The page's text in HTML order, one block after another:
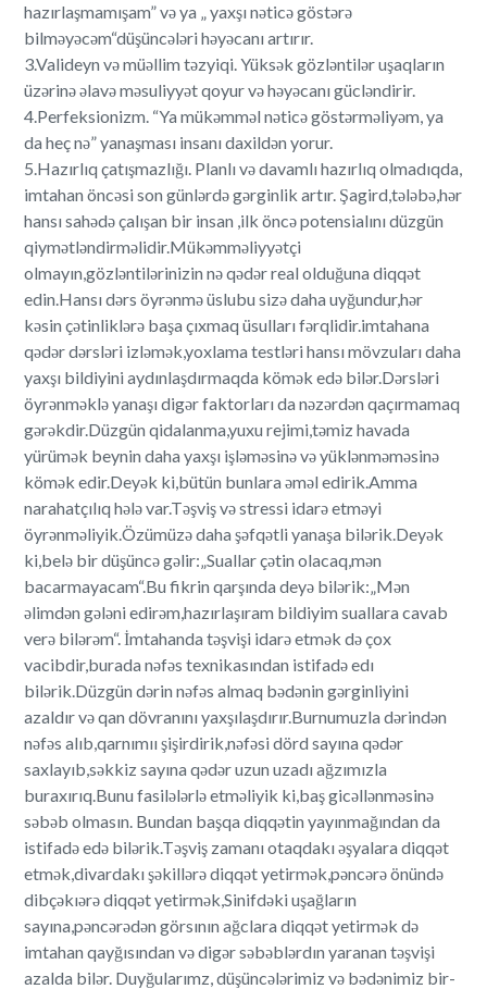
hazırlaşmamışam” və ya „ yaxşı nəticə göstərə
bilməyəcəm“düşüncələri həyəcanı artırır.
3.Valideyn və müəllim təzyiqi. Yüksək gözləntilər uşaqların
üzərinə əlavə məsuliyyət qoyur və həyəcanı gücləndirir.
4.Perfeksionizm. “Ya mükəmməl nəticə göstərməliyəm, ya
da heç nə” yanaşması insanı daxildən yorur.
5.Hazırlıq çatışmazlığı. Planlı və davamlı hazırlıq olmadıqda,
imtahan öncəsi son günlərdə gərginlik artır. Şagird,tələbə,hər
hansı sahədə çalışan bir insan ,ilk öncə potensialını düzgün
qiymətləndirməlidir.Mükəmməliyyətçi
olmayın,gözləntilərinizin nə qədər real olduğuna diqqət
edin.Hansı dərs öyrənmə üslubu sizə daha uyğundur,hər
kəsin çətinliklərə başa çıxmaq üsulları fərqlidir.imtahana
qədər dərsləri izləmək,yoxlama testləri hansı mövzuları daha
yaxşı bildiyini aydınlaşdırmaqda kömək edə bilər.Dərsləri
öyrənməklə yanaşı digər faktorları da nəzərdən qaçırmamaq
gərəkdir.Düzgün qidalanma,yuxu rejimi,təmiz havada
yürümək beynin daha yaxşı işləməsinə və yüklənməməsinə
kömək edir.Deyək ki,bütün bunlara əməl edirik.Amma
narahatçılıq hələ var.Təşviş və stressi idarə etməyi
öyrənməliyik.Özümüzə daha şəfqətli yanaşa bilərik.Deyək
ki,belə bir düşüncə gəlir:„Suallar çətin olacaq,mən
bacarmayacam“.Bu fikrin qarşında deyə bilərik:„Mən
əlimdən gələni edirəm,hazırlaşıram bildiyim suallara cavab
verə bilərəm“. İmtahanda təşvişi idarə etmək də çox
vacibdir,burada nəfəs texnikasından istifadə edı
bilərik.Düzgün dərin nəfəs almaq bədənin gərginliyini
azaldır və qan dövranını yaxşılaşdırır.Burnumuzla dərindən
nəfəs alıb,qarnımıı şişirdirik,nəfəsi dörd sayına qədər
saxlayıb,səkkiz sayına qədər uzun uzadı ağzımızla
buraxırıq.Bunu fasilələrlə etməliyik ki,baş gicəllənməsinə
səbəb olmasın. Bundan başqa diqqətin yayınmağından da
istifadə edə bilərik.Təşviş zamanı otaqdakı əşyalara diqqət
etmək,divardakı şəkillərə diqqət yetirmək,pəncərə önündə
dibçəkıərə diqqət yetirmək,Sinifdəki uşağların
sayına,pəncərədən görsının ağclara diqqət yetirmək də
imtahan qayğısından və digər səbəblərdın yaranan təşvişi
azalda bilər. Duyğularımz, düşüncələrimiz və bədənimiz bir-